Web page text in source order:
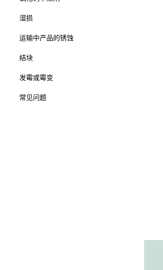
湿损
运输中产品的锈蚀
结块
发霉或霉变
常见问题